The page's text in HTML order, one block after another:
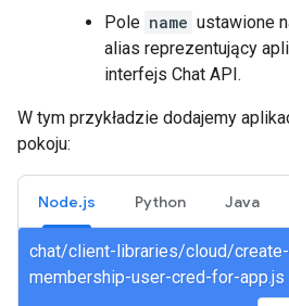
Pole name ustawione
alias reprezentujący
interfejs Chat API.
W tym przykładzie dodajemy
pokoju:
Node.js Python Java
chat/client-libraries/cloud/create-
membership-user-cred-for-app.js